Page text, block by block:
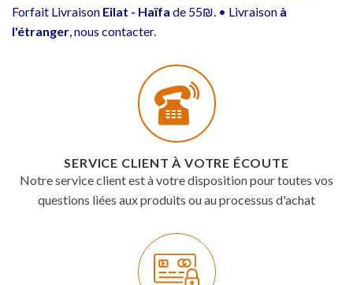
Forfait Livraison Eilat - Haïfa de 55₪. • Livraison à
l'étranger, nous contacter.
SERVICE CLIENT À VOTRE ÉCOUTE
Notre service client est à votre disposition pour toutes vos
questions liées aux produits ou au processus d'achat